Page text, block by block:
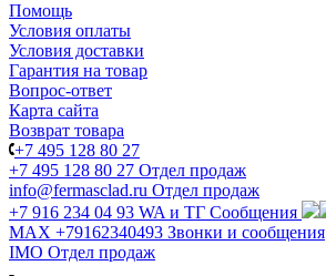
Помощь
Условия оплаты
Условия доставки
Гарантия на товар
Вопрос-ответ
Карта сайта
Возврат товара
+7 495 128 80 27
+7 495 128 80 27 Отдел продаж
info@fermasclad.ru Отдел продаж
+7 916 234 04 93 WA и ТГ Сообщения
MAX +79162340493 Звонки и сообщения
IMO Отдел продаж